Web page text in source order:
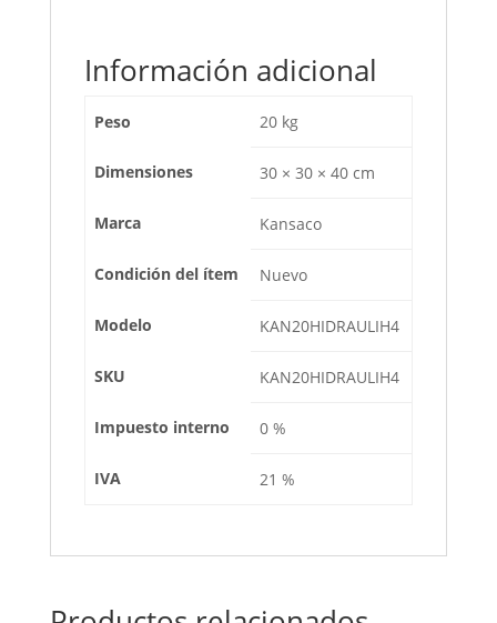
Información adicional
Peso 20 kg
Dimensiones 30 × 30 × 40 cm
Marca Kansaco
Condición del ítem Nuevo
Modelo KAN20HIDRAULIH4
SKU KAN20HIDRAULIH4
Impuesto interno 0 %
IVA 21 %